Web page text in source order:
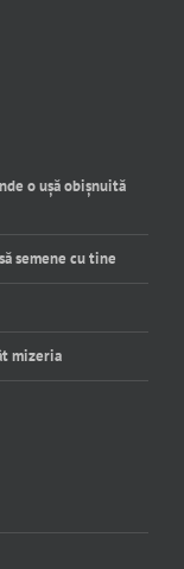
o ușă obișnuită
semene cu tine
mizeria